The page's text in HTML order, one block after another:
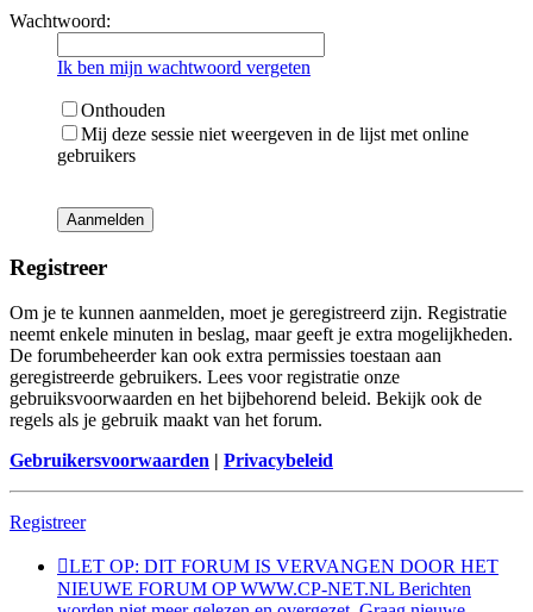
Wachtwoord:
Ik ben mijn wachtwoord vergeten
Onthouden
Mij deze sessie niet weergeven in de lijst met online
gebruikers
Registreer
Om je te kunnen aanmelden, moet je geregistreerd zijn. Registratie
neemt enkele minuten in beslag, maar geeft je extra mogelijkheden.
De forumbeheerder kan ook extra permissies toestaan aan
geregistreerde gebruikers. Lees voor registratie onze
gebruiksvoorwaarden en het bijbehorend beleid. Bekijk ook de
regels als je gebruik maakt van het forum.
Gebruikersvoorwaarden | Privacybeleid
Registreer
LET OP: DIT FORUM IS VERVANGEN DOOR HET
NIEUWE FORUM OP WWW.CP-NET.NL Berichten